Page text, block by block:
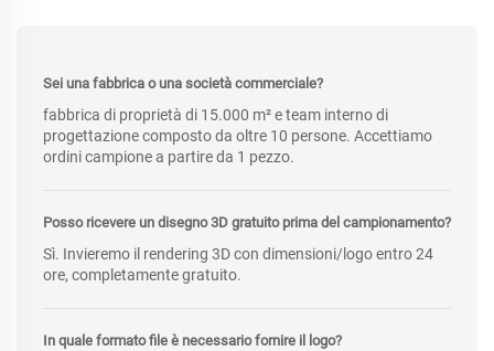
Sei una fabbrica o una società commerciale?
fabbrica di proprietà di 15.000 m² e team interno di
progettazione composto da oltre 10 persone. Accettiamo
ordini campione a partire da 1 pezzo.
Posso ricevere un disegno 3D gratuito prima del campionamento?
Sì. Invieremo il rendering 3D con dimensioni/logo entro 24
ore, completamente gratuito.
In quale formato file è necessario fornire il logo?